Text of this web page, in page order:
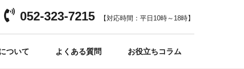
052-323-7215 【対応時間：平日10時～18時】
ついて よくある質問 お役立ちコラム